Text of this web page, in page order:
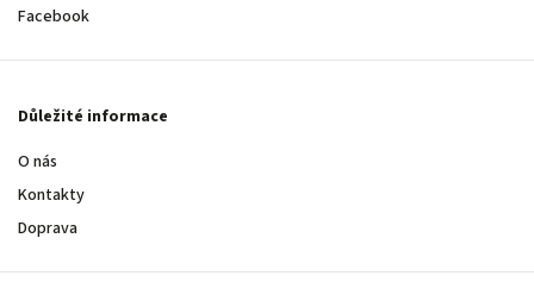
Facebook
Důležité informace
O nás
Kontakty
Doprava